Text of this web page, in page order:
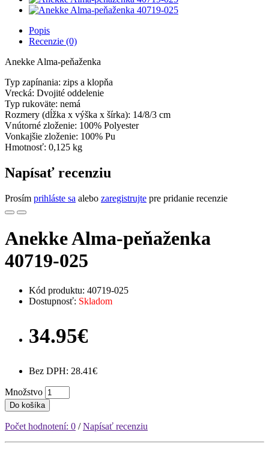
Popis
Recenzie (0)
Anekke Alma-peňaženka
Typ zapínania: zips a klopňa
Vrecká: Dvojité oddelenie
Typ rukoväte: nemá
Rozmery (dĺžka x výška x šírka): 14/8/3 cm
Vnútorné zloženie: 100% Polyester
Vonkajšie zloženie: 100% Pu
Hmotnosť: 0,125 kg
Napísať recenziu
Prosím prihláste sa alebo zaregistrujte pre pridanie recenzie
Anekke Alma-peňaženka
40719-025
Kód produktu: 40719-025
Dostupnosť: Skladom
34.95€
Bez DPH: 28.41€
Množstvo
Do košíka
Počet hodnotení: 0 /Napísať recenziu